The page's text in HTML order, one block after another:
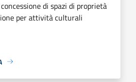
di spazi di proprietà
per attività culturali